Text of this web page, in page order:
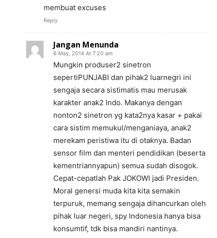
membuat excuses
Reply
Jangan Menunda
6 May, 2014 At 7:20 am
Mungkin produser2 sinetron
sepertiPUNJABI dan pihak2 luarnegri ini
sengaja secara sistimatis mau merusak
karakter anak2 Indo. Makanya dengan
nonton2 sinetron yg kata2nya kasar + pakai
cara sistim memukul/menganiaya, anak2
merekam peristiwa itu di otaknya. Badan
sensor film dan menteri pendidikan (beserta
kementriannyapun) semua sudah disogok.
Cepat-cepatlah Pak JOKOWI jadi Presiden.
Moral genersi muda kita kita semakin
terpuruk, memang sengaja dihancurkan oleh
pihak luar negeri, spy Indonesia hanya bisa
konsumtif, tdk bisa mandiri nantinya.